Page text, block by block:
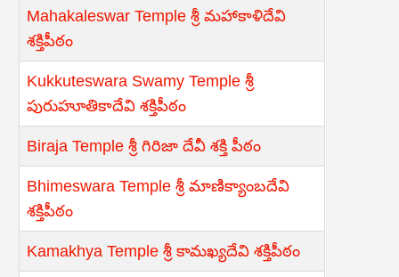
Mahakaleswar Temple శ్రీ మహాకాళిదేవి
శక్తిపీఠం
Kukkuteswara Swamy Temple శ్రీ
పురుహూతికాదేవి శక్తిపీఠం
Biraja Temple శ్రీ గిరిజా దేవీ శక్తి పీఠం
Bhimeswara Temple శ్రీ మాణిక్యాంబదేవి
శక్తిపీఠం
Kamakhya Temple శ్రీ కామఖ్యదేవి శక్తిపీఠం